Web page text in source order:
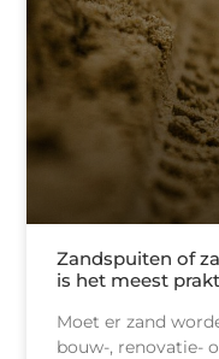
Zandspuiten of
is het meest
Moet er zand
bouw-, renovatie-